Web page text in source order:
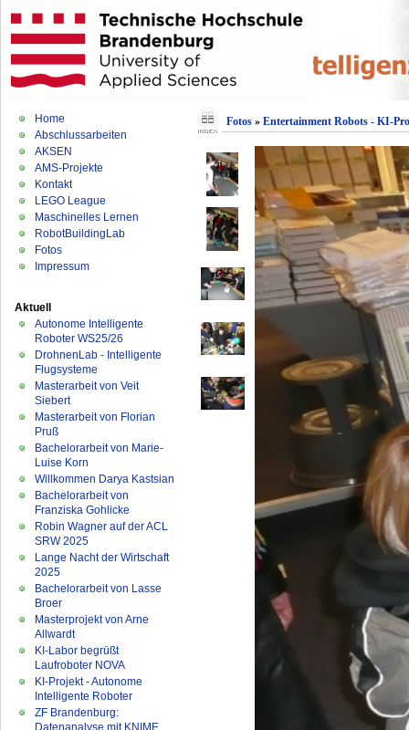
Home
Abschlussarbeiten
AKSEN
AMS-Projekte
Kontakt
LEGO League
Maschinelles Lernen
RobotBuildingLab
Fotos
Impressum
Aktuell
Autonome Intelligente
Roboter WS25/26
DrohnenLab - Intelligente
Flugsysteme
Masterarbeit von Veit
Siebert
Masterarbeit von Florian
Pruß
Bachelorarbeit von Marie-
Luise Korn
Willkommen Darya Kastsian
Bachelorarbeit von
Franziska Gohlicke
Robin Wagner auf der ACL
SRW 2025
Lange Nacht der Wirtschaft
2025
Bachelorarbeit von Lasse
Broer
Masterprojekt von Arne
Allwardt
KI-Labor begrüßt
Laufroboter NOVA
KI-Projekt - Autonome
Intelligente Roboter
ZF Brandenburg:
Datenanalyse mit KNIME
Fotos» Entertainment Robots - KI-